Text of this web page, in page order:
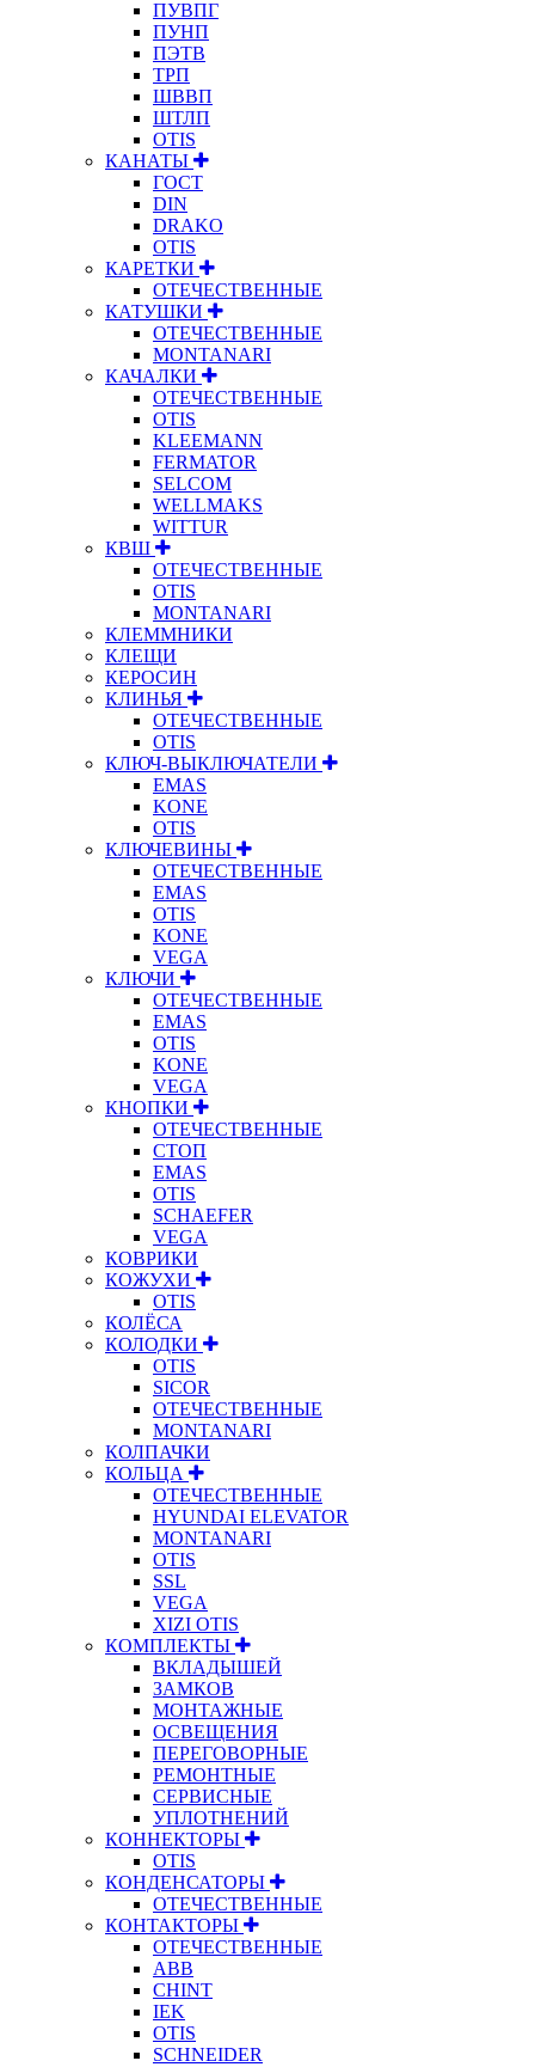
ПУВПГ
ПУНП
ПЭТВ
ТРП
ШВВП
ШТЛП
OTIS
КАНАТЫ
ГОСТ
DIN
DRAKO
OTIS
КАРЕТКИ
ОТЕЧЕСТВЕННЫЕ
КАТУШКИ
ОТЕЧЕСТВЕННЫЕ
MONTANARI
КАЧАЛКИ
ОТЕЧЕСТВЕННЫЕ
OTIS
KLEEMANN
FERMATOR
SELCOM
WELLMAKS
WITTUR
КВШ
ОТЕЧЕСТВЕННЫЕ
OTIS
MONTANARI
КЛЕММНИКИ
КЛЕЩИ
КЕРОСИН
КЛИНЬЯ
ОТЕЧЕСТВЕННЫЕ
OTIS
КЛЮЧ-ВЫКЛЮЧАТЕЛИ
EMAS
KONE
OTIS
КЛЮЧЕВИНЫ
ОТЕЧЕСТВЕННЫЕ
EMAS
OTIS
KONE
VEGA
КЛЮЧИ
ОТЕЧЕСТВЕННЫЕ
EMAS
OTIS
KONE
VEGA
КНОПКИ
ОТЕЧЕСТВЕННЫЕ
СТОП
EMAS
OTIS
SCHAEFER
VEGA
КОВРИКИ
КОЖУХИ
OTIS
КОЛЁСА
КОЛОДКИ
OTIS
SICOR
ОТЕЧЕСТВЕННЫЕ
MONTANARI
КОЛПАЧКИ
КОЛЬЦА
ОТЕЧЕСТВЕННЫЕ
HYUNDAI ELEVATOR
MONTANARI
OTIS
SSL
VEGA
XIZI OTIS
КОМПЛЕКТЫ
ВКЛАДЫШЕЙ
ЗАМКОВ
МОНТАЖНЫЕ
ОСВЕЩЕНИЯ
ПЕРЕГОВОРНЫЕ
РЕМОНТНЫЕ
СЕРВИСНЫЕ
УПЛОТНЕНИЙ
КОННЕКТОРЫ
OTIS
КОНДЕНСАТОРЫ
ОТЕЧЕСТВЕННЫЕ
КОНТАКТОРЫ
ОТЕЧЕСТВЕННЫЕ
ABB
CHINT
IEK
OTIS
SCHNEIDER